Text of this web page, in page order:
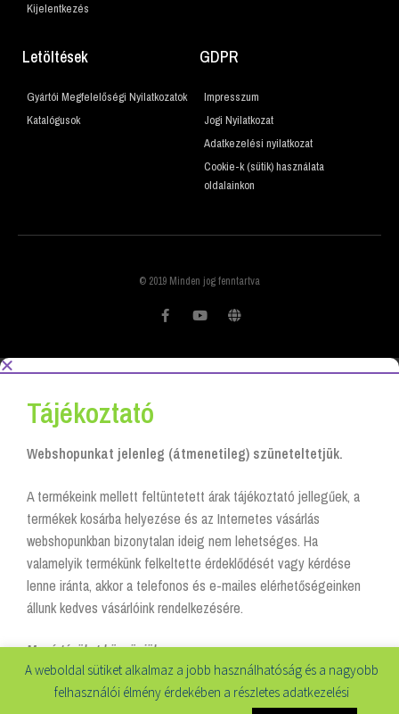
Kijelentkezés
Letöltések
Gyártói Megfelelőségi Nyilatkozatok
Katalógusok
GDPR
Impresszum
Jogi Nyilatkozat
Adatkezelési nyilatkozat
Cookie-k (sütik) használata
oldalainkon
© 2019 Minden jog fenntartva
A weboldal sütiket alkalmaz a jobb használhatóság és a nagyobb
felhasználói élmény érdekében a részletes adatkezelési
Tájékoztató
Webshopunkat jelenleg (átmenetileg) szüneteltetjük.
A termékeink mellett feltüntetett árak tájékoztató jellegűek, a
termékek kosárba helyezése és az Internetes vásárlás
webshopunkban bizonytalan ideig nem lehetséges. Ha
valamelyik termékünk felkeltette érdeklődését vagy kérdése
lenne iránta, akkor a telefonos és e-mailes elérhetőségeinken
állunk kedves vásárlóink rendelkezésére.
Megértésüket köszönjük: